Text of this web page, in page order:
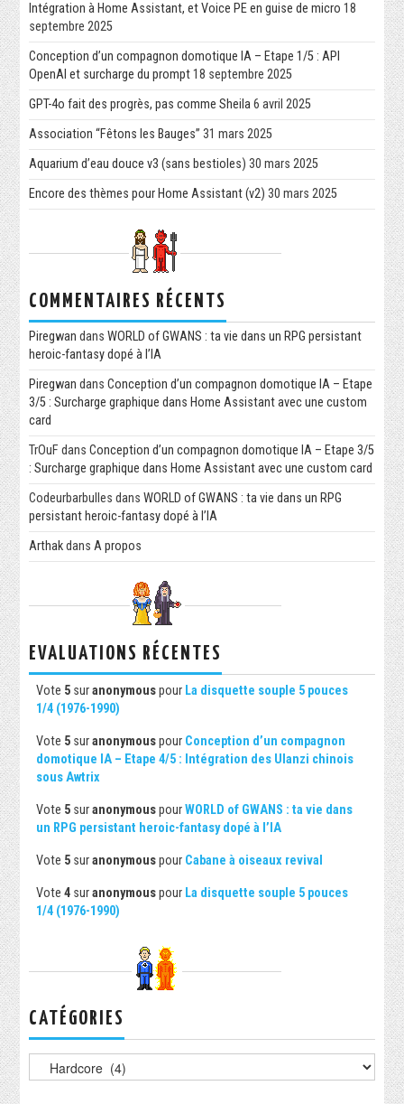
Intégration à Home Assistant, et Voice PE en guise de micro 18
septembre 2025
Conception d’un compagnon domotique IA – Etape 1/5 : API
OpenAI et surcharge du prompt 18 septembre 2025
GPT-4o fait des progrès, pas comme Sheila 6 avril 2025
Association “Fêtons les Bauges” 31 mars 2025
Aquarium d’eau douce v3 (sans bestioles) 30 mars 2025
Encore des thèmes pour Home Assistant (v2) 30 mars 2025
COMMENTAIRES RÉCENTS
Piregwan dansWORLD of GWANS : ta vie dans un RPG persistant
heroic-fantasy dopé à l’IA
Piregwan dansConception d’un compagnon domotique IA – Etape
3/5 : Surcharge graphique dans Home Assistant avec une custom
card
TrOuF dansConception d’un compagnon domotique IA – Etape 3/5
: Surcharge graphique dans Home Assistant avec une custom card
Codeurbarbulles dansWORLD of GWANS : ta vie dans un RPG
persistant heroic-fantasy dopé à l’IA
ArthakdansA propos
EVALUATIONS RÉCENTES
Vote 5 suranonymous pour La disquette souple 5 pouces
1/4 (1976-1990)
Vote 5 suranonymous pour Conception d’un compagnon
domotique IA – Etape 4/5 : Intégration des Ulanzi chinois
sous Awtrix
Vote 5 suranonymous pour WORLD of GWANS : ta vie dans
un RPG persistant heroic-fantasy dopé à l’IA
Vote 5 suranonymous pour Cabane à oiseaux revival
Vote4 suranonymous pour La disquette souple 5 pouces
1/4 (1976-1990)
CATÉGORIES